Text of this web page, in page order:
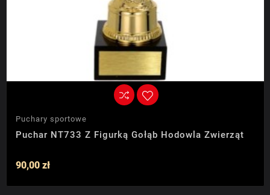
Puchary sportowe
Puchar NT733 Z Figurką Gołąb Hodowla Zwierząt
90,00 zł